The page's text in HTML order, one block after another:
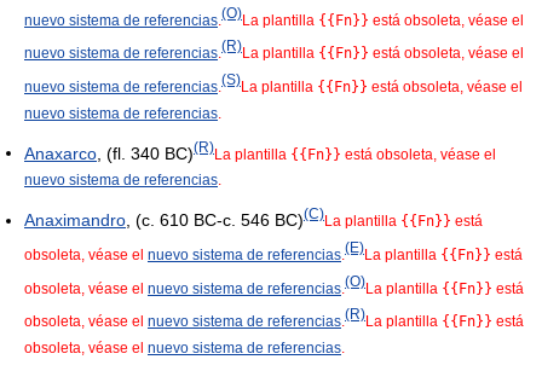
nuevo sistema de referencias (O)La plantilla {{Fn}} está obsoleta, véase el
nuevo sistema de referencias.(R)La plantilla {{Fn}} está obsoleta, véase el
nuevo sistema de referencias (S)La plantilla {{Fn}} está obsoleta, véase el
nuevo sistema de referencias
Anaxarco , (fl. 340 BC)(R)La plantilla {{Fn}} está obsoleta, véase el
nuevo sistema de referencias.
Anaximandro , (c. 610 BC-c. 546 BC)(C)La plantilla {{Fn}} está
obsoleta, véase el nuevo sistema de referencias (E)La plantilla {{Fn}} está
obsoleta, véase el nuevo sistema de referencias (O)La plantilla {{Fn}} está
obsoleta, véase el nuevo sistema de referencias.(R)La plantilla {{Fn}} está
obsoleta, véase el nuevo sistema de referencias.